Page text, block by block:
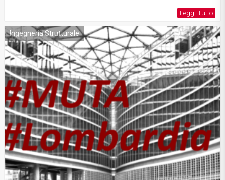
Leggi Tutto
Ingegneria Strutturale